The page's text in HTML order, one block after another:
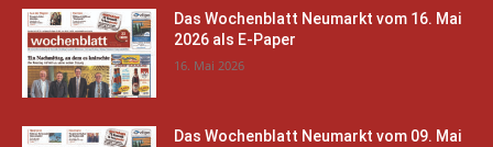
Das Wochenblatt Neumarkt vom 16. Mai
2026 als E-Paper
16. Mai 2026
Das Wochenblatt Neumarkt vom 09. Mai